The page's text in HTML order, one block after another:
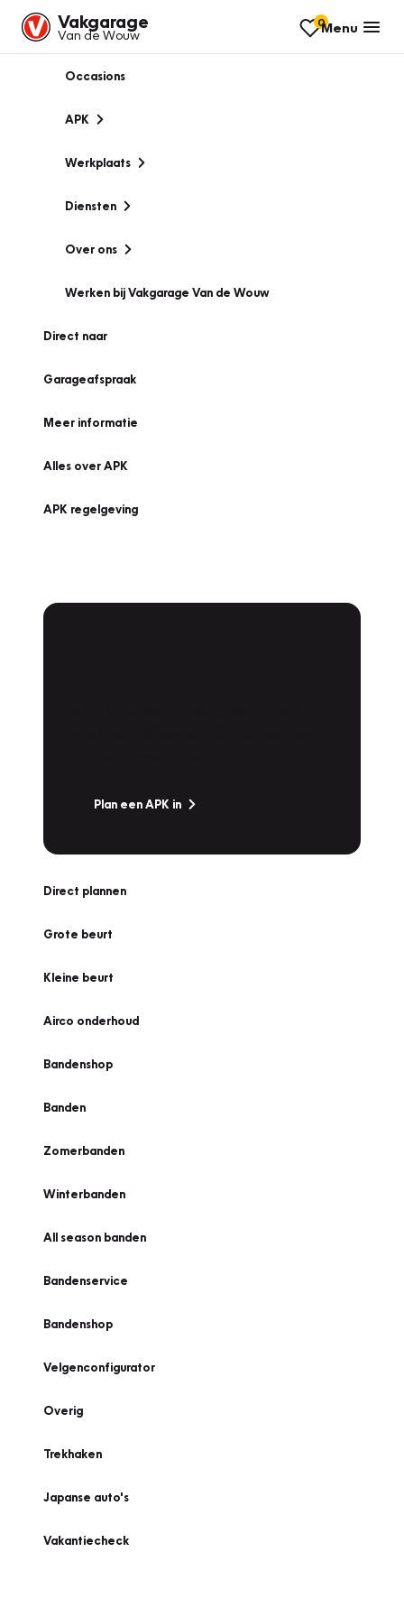
Vakgarage
Van de Wouw
0Menu
Occasions
APK
Werkplaats
Diensten
Over ons
Werken bij Vakgarage Van de Wouw
Direct naar
Garageafspraak
Meer informatie
Alles over APK
APK regelgeving
Plan een APK in
Direct plannen
Grote beurt
Kleine beurt
Airco onderhoud
Bandenshop
Banden
Zomerbanden
Winterbanden
All season banden
Bandenservice
Bandenshop
Velgenconfigurator
Overig
Trekhaken
Japanse auto's
Vakantiecheck